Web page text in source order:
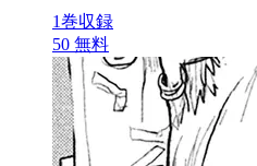
1巻収録
50 無料